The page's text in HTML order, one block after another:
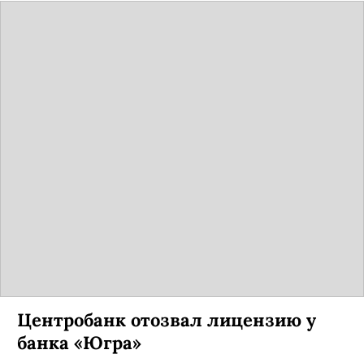
Центробанк отозвал лицензию у
банка «Югра»